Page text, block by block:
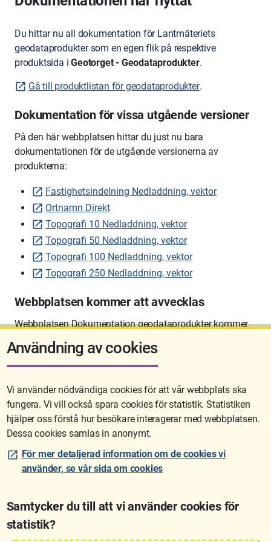
Du hittar nu all dokumentation för Lantmäteriets
geodataprodukter som en egen flik på respektive
produktsida i Geotorget - Geodataprodukter.
Gå till produktlistan för geodataprodukter.
Dokumentation för vissa utgående versioner
På den här webbplatsen hittar du just nu bara
dokumentationen för de utgående versionerna av
produkterna:
Fastighetsindelning Nedladdning, vektor
Ortnamn Direkt
Topografi 10 Nedladdning, vektor
Topografi 50 Nedladdning, vektor
Topografi 100 Nedladdning, vektor
Topografi 250 Nedladdning, vektor
Webbplatsen kommer att avvecklas
Webbplatsen Dokumentation geodataprodukter kommer
att avvecklas på sikt.
Sidan uppdaterades senast: 2026-06-10 12:58
Användning av cookies
Vi använder nödvändiga cookies för att vår webbplats ska
fungera. Vi vill också spara cookies för statistik. Statistiken
hjälper oss förstå hur besökare interagerar med webbplatsen.
Dessa cookies samlas in anonymt.
För mer detaljerad information om de cookies vi
använder, se vår sida om cookies
Samtycker du till att vi använder cookies för
statistik?
Lantmäteriet är den myndighet som kartlägger Sverige. Till våra